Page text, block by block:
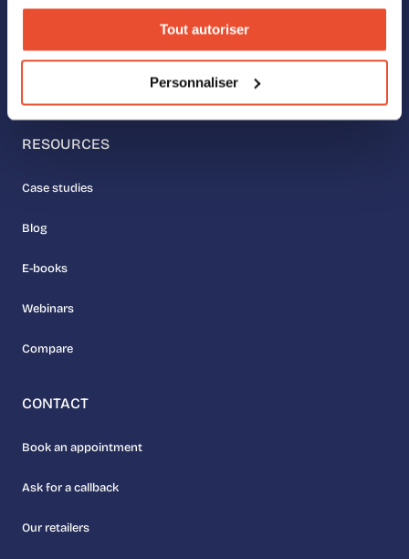
Tout autoriser
Personnaliser
Our values
Meet the team
RESOURCES
Case studies
Blog
E-books
Webinars
Compare
CONTACT
Book an appointment
Ask for a callback
Our retailers